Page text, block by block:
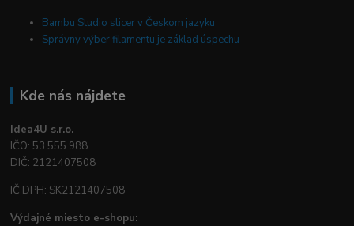
Bambu Studio slicer v Českom jazyku
Správny výber filamentu je základ úspechu
Kde nás nájdete
Idea4U s.r.o.
IČO: 53 555 988
DIČ: 2121407508
IČ DPH: SK2121407508
Výdajné miesto e-shopu: